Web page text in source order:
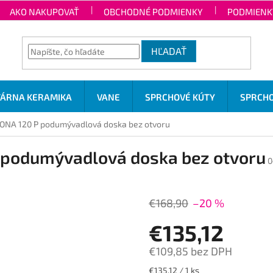
AKO NAKUPOVAŤ OBCHODNÉ PODMIENKY
HĽADAŤ
KERAMIKA VANE SPRCHOVÉ KÚTY
120 P podumývadlová doska bez otvoru
podumývadlová doska bez otvoru
€168,90 –20 %
€135,12
€109,85 bez DPH
Jednotková
€135,12 / 1 ks